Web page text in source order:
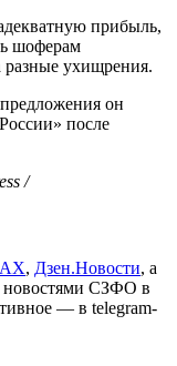
прибыль,
шоферам
разные ухищрения.
он
после
/
, Дзен.Новости, а
новостями СЗФО в
— в telegram-